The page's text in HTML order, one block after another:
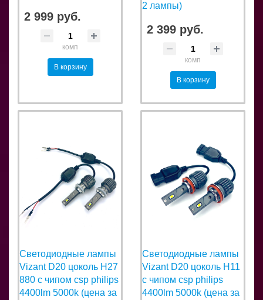
2 999 руб.
комп
В корзину
2 лампы)
2 399 руб.
комп
В корзину
Светодиодные лампы
Vizant D20 цоколь H27
880 с чипом csp philips
4400lm 5000k (цена за
Светодиодные лампы
Vizant D20 цоколь H11
с чипом csp philips
4400lm 5000k (цена за